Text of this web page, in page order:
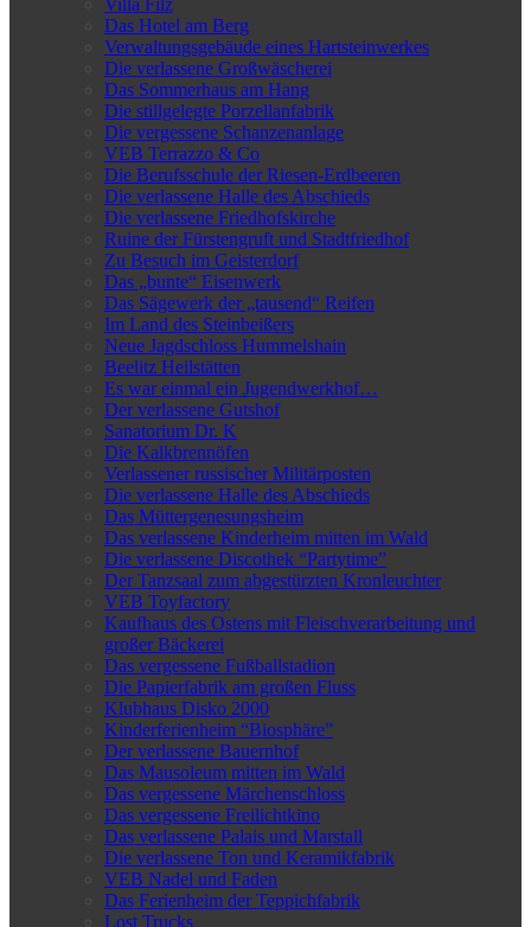
Villa Filz
Das Hotel am Berg
Verwaltungsgebäude eines Hartsteinwerkes
Die verlassene Großwäscherei
Das Sommerhaus am Hang
Die stillgelegte Porzellanfabrik
Die vergessene Schanzenanlage
VEB Terrazzo & Co
Die Berufsschule der Riesen-Erdbeeren
Die verlassene Halle des Abschieds
Die verlassene Friedhofskirche
Ruine der Fürstengruft und Stadtfriedhof
Zu Besuch im Geisterdorf
Das „bunte“ Eisenwerk
Das Sägewerk der „tausend“ Reifen
Im Land des Steinbeißers
Neue Jagdschloss Hummelshain
Beelitz Heilstätten
Es war einmal ein Jugendwerkhof…
Der verlassene Gutshof
Sanatorium Dr. K
Die Kalkbrennöfen
Verlassener russischer Militärposten
Die verlassene Halle des Abschieds
Das Müttergenesungsheim
Das verlassene Kinderheim mitten im Wald
Die verlassene Discothek “Partytime”
Der Tanzsaal zum abgestürzten Kronleuchter
VEB Toyfactory
Kaufhaus des Ostens mit Fleischverarbeitung und
großer Bäckerei
Das vergessene Fußballstadion
Die Papierfabrik am großen Fluss
Klubhaus Disko 2000
Kinderferienheim “Biosphäre”
Der verlassene Bauernhof
Das Mausoleum mitten im Wald
Das vergessene Märchenschloss
Das vergessene Freilichtkino
Das verlassene Palais und Marstall
Die verlassene Ton und Keramikfabrik
VEB Nadel und Faden
Das Ferienheim der Teppichfabrik
Lost Trucks